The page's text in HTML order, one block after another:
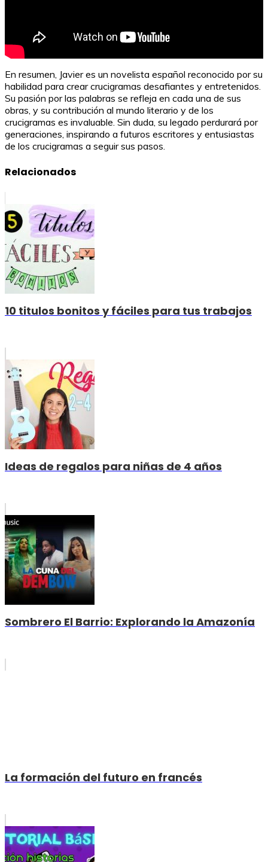
En resumen, Javier es un novelista español reconocido por su
habilidad para crear crucigramas desafiantes y entretenidos.
Su pasión por las palabras se refleja en cada una de sus
obras, y su contribución al mundo literario y de los
crucigramas es invaluable. Sin duda, su legado perdurará por
generaciones, inspirando a futuros escritores y entusiastas
de los crucigramas a seguir sus pasos.
Relacionados
10 titulos bonitos y fáciles para tus trabajos
Ideas de regalos para niñas de 4 años
Sombrero El Barrio: Explorando la Amazonía
La formación del futuro en francés